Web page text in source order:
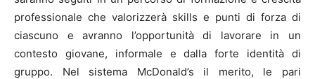
professionale che valorizzerà skills e punti di forza di
ciascuno e avranno l’opportunità di lavorare in un
contesto giovane, informale e dalla forte identità di
gruppo. Nel sistema McDonald’s il merito, le pari